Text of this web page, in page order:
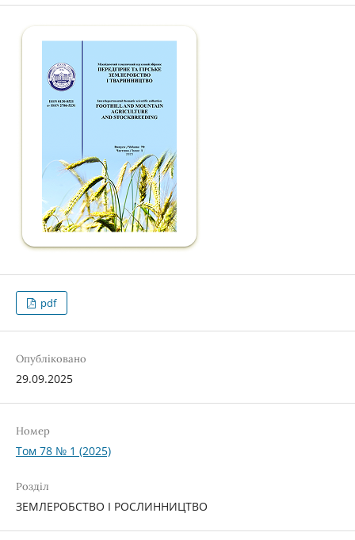
pdf
Опубліковано
29.09.2025
Номер
Том 78 № 1 (2025)
Розділ
ЗЕМЛЕРОБСТВО І РОСЛИННИЦТВО